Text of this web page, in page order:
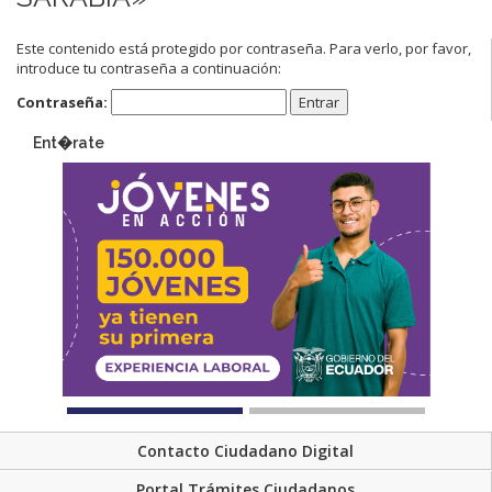
Este contenido está protegido por contraseña. Para verlo, por favor,
introduce tu contraseña a continuación:
Contraseña:
Ent�rate
Contacto Ciudadano Digital